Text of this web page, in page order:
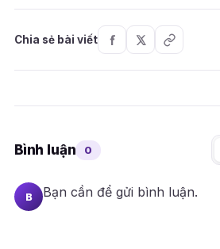
Chia sẻ bài viết
Bình luận 0
B Bạn cần để gửi bình luận.